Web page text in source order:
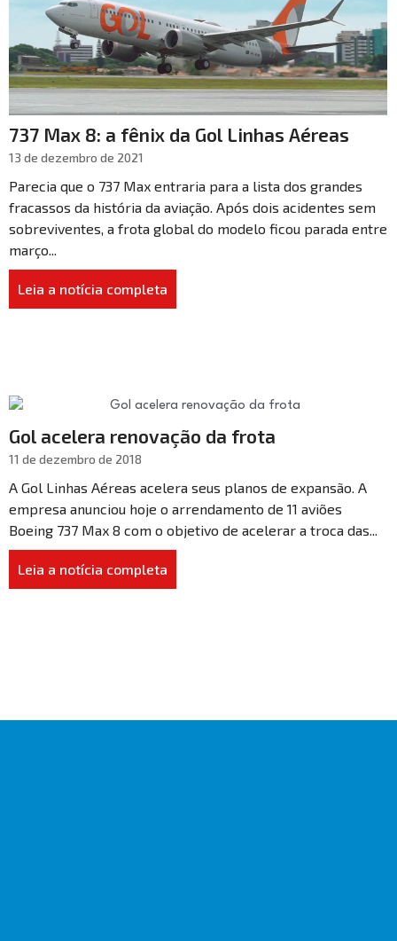
737 Max 8: a fênix da Gol Linhas Aéreas
13 de dezembro de 2021
Parecia que o 737 Max entraria para a lista dos grandes
fracassos da história da aviação. Após dois acidentes sem
sobreviventes, a frota global do modelo ficou parada entre
março...
Leia a notícia completa
Gol acelera renovação da frota
11 de dezembro de 2018
A Gol Linhas Aéreas acelera seus planos de expansão. A
empresa anunciou hoje o arrendamento de 11 aviões
Boeing 737 Max 8 com o objetivo de acelerar a troca das...
Leia a notícia completa